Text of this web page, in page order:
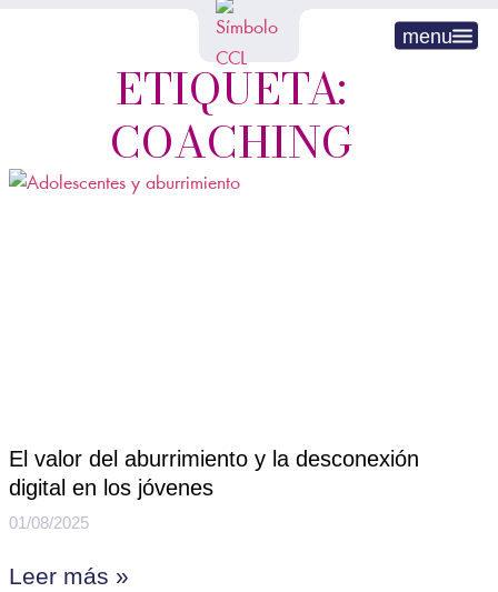
menu
ETIQUETA:
COACHING
El valor del aburrimiento y la desconexión
digital en los jóvenes
01/08/2025
Leer más »